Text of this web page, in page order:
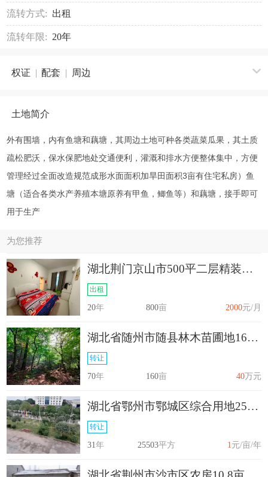
流转方式: 出租
流转年限: 20年
权证 | 配套 | 周边
土地简介
外有围墙，内有鱼塘和藕塘，其周边土地可种各类蔬菜瓜果，其土质
疏松肥沃，保水保肥地处交通便利，灌溉和排水方便整体集中，方便
管理经过全面改造规范成形水面面积加旱田面积3亩有住宅私房）鱼
塘（适合各类水产养殖本塘原养有甲鱼，鲫鱼等）和藕塘，接手即可
用于生产
为您推荐
湖北荆门京山市500平二层精装修农房，拎包入住，养老种菜养鸡
出租
20年 2000元/月
800亩
湖北省随州市随县林木苗圃地160亩转让
转让
70年 40万元
160亩
湖北省鄂州市鄂城区综合用地25503平方转让
转让
31年 1元/亩/年
25503平方